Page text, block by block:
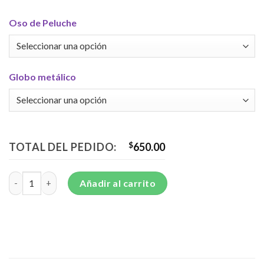
Oso de Peluche
Globo metálico
TOTAL DEL PEDIDO: $650.00
Bonito arreglo floral en base de tronco, con topiario de lisantus
Añadir al carrito